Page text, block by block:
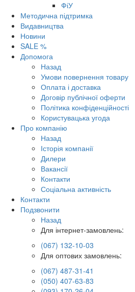
ФіУ
Методична підтримка
Видавництва
Новини
SALE %
Допомога
Назад
Умови повернення товару
Оплата і доставка
Договір публічної оферти
Політика конфіденційності
Користувацька угода
Про компанію
Назад
Історія компанії
Дилери
Вакансії
Контакти
Соціальна активність
Контакти
Подзвонити
Назад
Для інтернет-замовлень:
(067) 132-10-03
Для оптових замовлень:
(067) 487-31-41
(050) 407-63-83